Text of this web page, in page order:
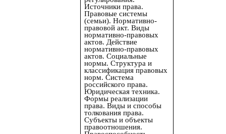
Источники права.
Правовые системы
(семьи). Нормативно-
правовой акт. Виды
нормативно-правовых
актов. Действие
нормативно-правовых
актов. Социальные
нормы. Структура и
классификация правовых
норм. Система
российского права.
Юридическая техника.
Формы реализации
права. Виды и способы
толкования права.
Субъекты и объекты
правоотношения.